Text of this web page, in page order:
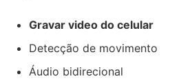
Gravar video do celular
Detecção de movimento
Áudio bidirecional